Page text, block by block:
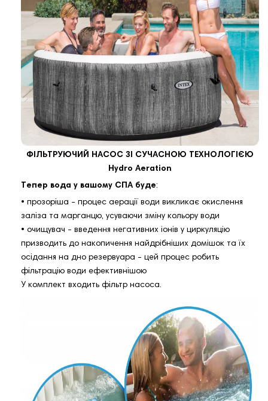
ФІЛЬТРУЮЧИЙ НАСОС ЗІ СУЧАСНОЮ ТЕХНОЛОГІЄЮ
Hydro Aeration
Тепер вода у вашому СПА буде:
• прозоріша - процес аерації води викликає окислення
заліза та марганцю, усуваючи зміну кольору води
• очищувач - введення негативних іонів у циркуляцію
призводить до накопичення найдрібніших домішок та їх
осідання на дно резервуара - цей процес робить
фільтрацію води ефективнішою
У комплект входить фільтр насоса.